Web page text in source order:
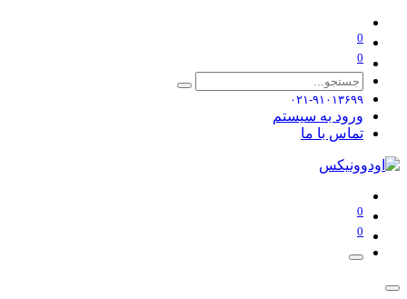
0
0
۰۲۱-۹۱۰۱۳۶۹۹
ورود به سیستم
تماس با ما
0
0